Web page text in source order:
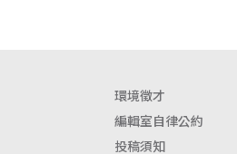
環境徵才
編輯室自律公約
投稿須知